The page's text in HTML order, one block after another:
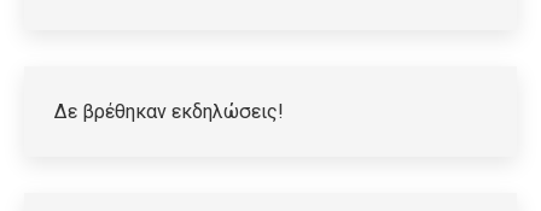
Δε βρέθηκαν εκδηλώσεις!